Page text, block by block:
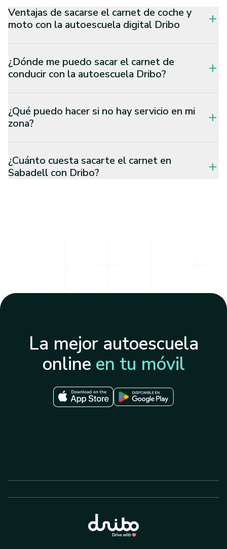
Ventajas de sacarse el carnet de coche y
moto con la autoescuela digital Dribo
add
¿Dónde me puedo sacar el carnet de
conducir con la autoescuela Dribo?
add
¿Qué puedo hacer si no hay servicio en mi
zona?
add
¿Cuánto cuesta sacarte el carnet en
Sabadell con Dribo?
add
La mejor autoescuela
online en tu móvil